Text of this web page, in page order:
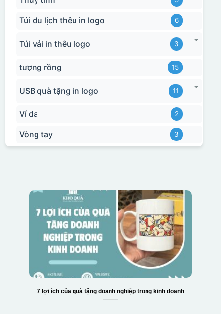
Túi du lịch thêu in logo 6
Túi vải in thêu logo 3
tượng rồng 15
USB quà tặng in logo 11
Ví da 2
Vòng tay 3
7 lợi ích của quà tặng doanh nghiệp trong kinh doanh